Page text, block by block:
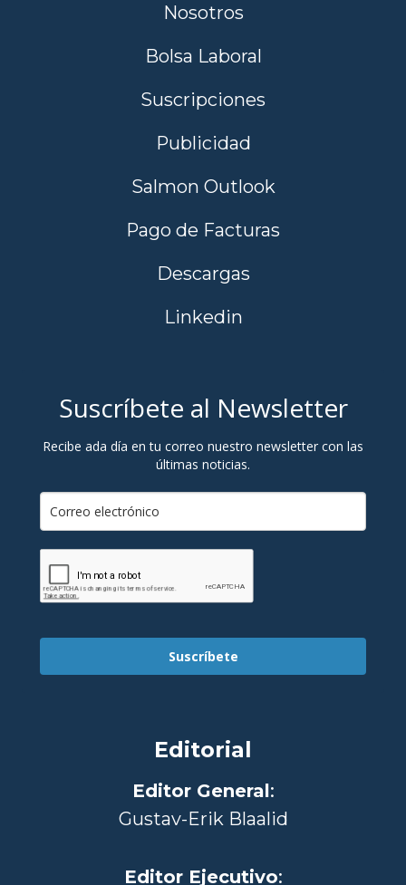
Nosotros
Bolsa Laboral
Suscripciones
Publicidad
Salmon Outlook
Pago de Facturas
Descargas
Linkedin
Suscríbete al Newsletter
Recibe ada día en tu correo nuestro newsletter con las
últimas noticias.
Suscríbete
Editorial
Editor General:
Gustav-Erik Blaalid
Editor Ejecutivo: